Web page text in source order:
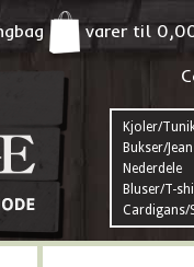
varer til
Kjoler/
Bukser/
Nederdele
Bluser/T-
Cardigans/